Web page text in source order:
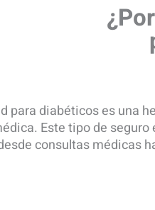
para diabéticos es una
Este tipo de
consultas médicas